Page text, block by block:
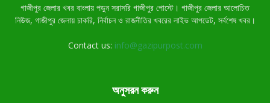
গাজীপুর জেলার খবর বাংলায় পড়ুন সরাসরি গাজীপুর পোস্টে। গাজীপুর জেলার আলোচিত
নিউজ, গাজীপুর জেলায় চাকরি, নির্বাচন ও রাজনীতির খবরের লাইভ আপডেট, সর্বশেষ খবর।
Contact us: info@gazipurpost.com
অনুসরন করুন